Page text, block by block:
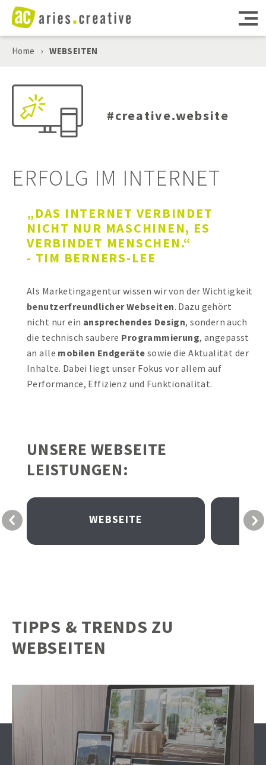
WEBSEITEN
DIGITALE TOOLS
AGENTUR
ANFAHRT
0473 490800
JETZT ANFRAGEN
Home › WEBSEITEN
#creative.website
ERFOLG IM INTERNET
„DAS INTERNET VERBINDET
NICHT NUR MASCHINEN, ES
VERBINDET MENSCHEN.“
- TIM BERNERS-LEE​
Als Marketingagentur wissen wir von der Wichtigkeit
benutzerfreundlicher Webseiten. Dazu gehört
nicht nur ein ansprechendes Design, sondern auch
die technisch saubere Programmierung, angepasst
an alle mobilen Endgeräte sowie die Aktualität der
Inhalte. Dabei liegt unser Fokus vor allem auf
Performance, Effizienz und Funktionalität.
UNSERE WEBSEITE
LEISTUNGEN:
WEBSEITE
TIPPS & TRENDS ZU
WEBSEITEN